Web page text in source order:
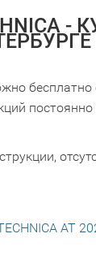
AT